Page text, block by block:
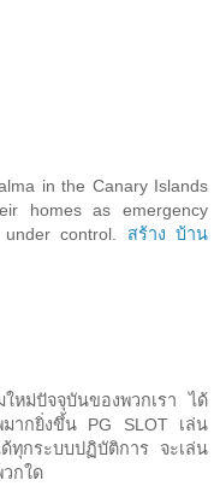
in the Canary Islands
homes as emergency
control. สร้าง บ้าน
หม่ปัจจุบันของพวกเรา ได้
มากยิ่งขึ้น PG SLOT เล่น
ทุกระบบปฏิบัติการ จะเล่น
กใด